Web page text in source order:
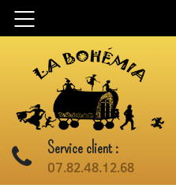
Aller au contenu
Service client :
07.82.48.12.68